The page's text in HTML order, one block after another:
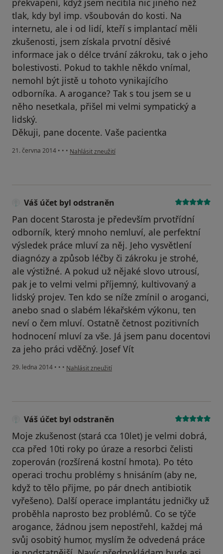
překvapení, když jsem necítila nic jiného než
tlak, kdy byl imp. všoubován do kosti. Na
internetu, ale i od lidí, kteří s implantací měli
zkušenosti, jsem získala prvotní děsivé
informace jak o délce trvání zákroku, tak o jeho
bolestivosti. Pokud to takhle někdo vnímal,
nemohl být jistě u tohoto vynikajícího
odborníka. A arogance? Tak s tou jsem se u
něho nesetkala, přišel mi velmi sympatický a
lidský.
Děkuji, pane docente. Vaše pacientka
21. června 2014 • • • podle názoru uživatele Váš účet byl odstraněn
Nahlásit zneužití
Váš účet byl odstraněn
Pan docent Starosta je především prvotřídní
odborník, který mnoho nemluví, ale perfektní
výsledek práce mluví za něj. Jeho vysvětlení
diagnózy a způsob léčby či zákroku je strohé,
ale výstižné. A pokud už nějaké slovo utrousí,
pak je to velmi velmi příjemný, kultivovaný a
lidský projev. Ten kdo se níže zmínil o aroganci,
anebo snad o slabém lékařském výkonu, ten
neví o čem mluví. Ostatně četnost pozitivních
hodnocení mluví za vše. Já jsem panu docentovi
za jeho práci vděčný. Josef Vít
29. ledna 2014 • • • podle názoru uživatele Váš účet byl odstraněn
Nahlásit zneužití
Váš účet byl odstraněn
Moje zkušenost (stará cca 10let) je velmi dobrá,
cca před 10ti roky po úraze a resorbci čelisti
zoperován (rozšírená kostní hmota). Po této
operaci trochu problémy s hnisáním (aby ne,
když to tělo přijme, po pár dnech antibiotik
vyřešeno). Další operace implantátu jedničky už
proběhla naprosto bez problémů. Co se týče
arogance, žádnou jsem nepostřehl, každej má
svůj osobitý humor, myslím že odvedená práce